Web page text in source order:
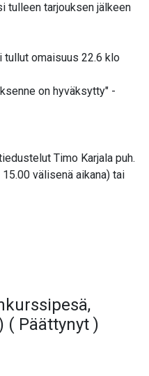
tulleen tarjouksen jälkeen
tullut omaisuus 22.6 klo
on hyväksytty" -
Timo Karjala puh.
välisenä aikana) tai
( Päättynyt )